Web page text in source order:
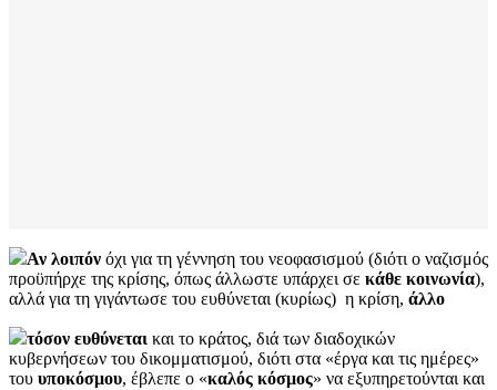
Αν λοιπόν όχι για τη γέννηση του νεοφασισμού (διότι ο ναζισμός
προϋπήρχε της κρίσης, όπως άλλωστε υπάρχει σε κάθε κοινωνία),
αλλά για τη γιγάντωσε του ευθύνεται (κυρίως) η κρίση, άλλο
τόσον ευθύνεται και το κράτος, διά των διαδοχικών
κυβερνήσεων του δικομματισμού, διότι στα «έργα και τις ημέρες»
του υποκόσμου, έβλεπε ο «καλός κόσμος» να εξυπηρετούνται και